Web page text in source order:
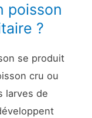
poisson
?
se produit
cru ou
larves de